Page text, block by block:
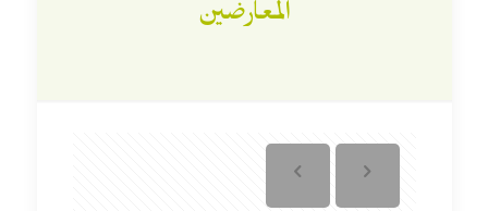
المعارضين